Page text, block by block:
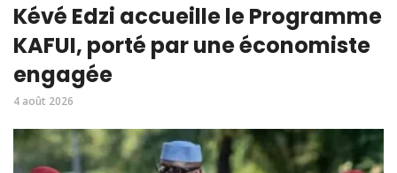
Kévé Edzi accueille le Programme
KAFUI, porté par une économiste
engagée
4 août 2026